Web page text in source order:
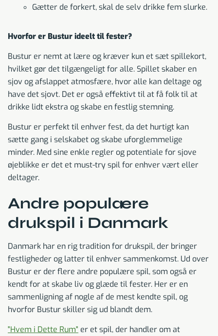
Gætter de forkert, skal de selv drikke fem slurke.
Hvorfor er Bustur ideelt til fester?
Bustur er nemt at lære og kræver kun et sæt spillekort,
hvilket gør det tilgængeligt for alle. Spillet skaber en
sjov og afslappet atmosfære, hvor alle kan deltage og
have det sjovt. Det er også effektivt til at få folk til at
drikke lidt ekstra og skabe en festlig stemning.
Bustur er perfekt til enhver fest, da det hurtigt kan
sætte gang i selskabet og skabe uforglemmelige
minder. Med sine enkle regler og potentiale for sjove
øjeblikke er det et must-try spil for enhver vært eller
deltager.
Andre populære
drukspil i Danmark
Danmark har en rig tradition for drukspil, der bringer
festligheder og latter til enhver sammenkomst. Ud over
Bustur er der flere andre populære spil, som også er
kendt for at skabe liv og glæde til fester. Her er en
sammenligning af nogle af de mest kendte spil, og
hvorfor Bustur skiller sig ud blandt dem.
"Hvem i Dette Rum" er et spil, der handler om at